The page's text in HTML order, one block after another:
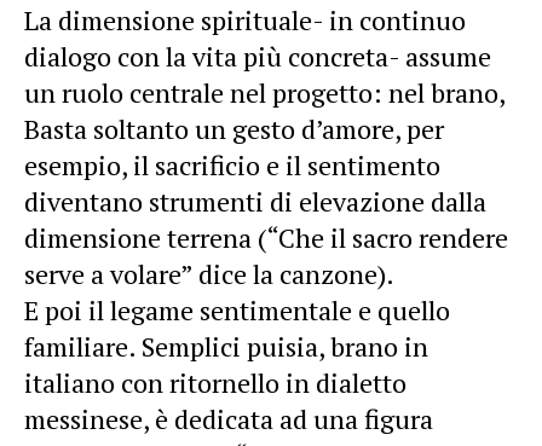
La dimensione spirituale- in continuo
dialogo con la vita più concreta- assume
un ruolo centrale nel progetto: nel brano,
Basta soltanto un gesto d’amore, per
esempio, il sacrificio e il sentimento
diventano strumenti di elevazione dalla
dimensione terrena (“Che il sacro rendere
serve a volare” dice la canzone).
E poi il legame sentimentale e quello
familiare. Semplici puisia, brano in
italiano con ritornello in dialetto
messinese, è dedicata ad una figura